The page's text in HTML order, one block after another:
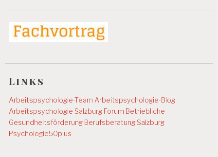
Links
Arbeitspsychologie-TeamArbeitspsychologie-Blog
Arbeitspsychologie Salzburg Forum Betriebliche
Gesundheitsförderung Berufsberatung Salzburg
Psychologie50plus